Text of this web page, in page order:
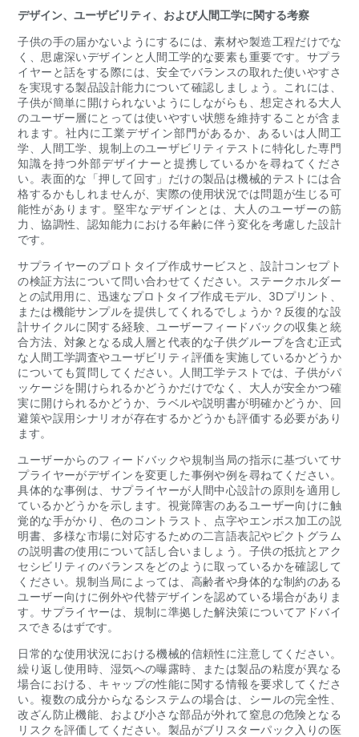
デザイン、ユーザビリティ、および人間工学に関する考察
子供の手の届かないようにするには、素材や製造工程だけでな
く、思慮深いデザインと人間工学的な要素も重要です。サプラ
イヤーと話をする際には、安全でバランスの取れた使いやすさ
を実現する製品設計能力について確認しましょう。これには、
子供が簡単に開けられないようにしながらも、想定される大人
のユーザー層にとっては使いやすい状態を維持することが含ま
れます。社内に工業デザイン部門があるか、あるいは人間工
学、人間工学、規制上のユーザビリティテストに特化した専門
知識を持つ外部デザイナーと提携しているかを尋ねてくださ
い。表面的な「押して回す」だけの製品は機械的テストには合
格するかもしれませんが、実際の使用状況では問題が生じる可
能性があります。堅牢なデザインとは、大人のユーザーの筋
力、協調性、認知能力における年齢に伴う変化を考慮した設計
です。
サプライヤーのプロトタイプ作成サービスと、設計コンセプト
の検証方法について問い合わせてください。ステークホルダー
との試用用に、迅速なプロトタイプ作成モデル、3Dプリント、
または機能サンプルを提供してくれるでしょうか？反復的な設
計サイクルに関する経験、ユーザーフィードバックの収集と統
合方法、対象となる成人層と代表的な子供グループを含む正式
な人間工学調査やユーザビリティ評価を実施しているかどうか
についても質問してください。人間工学テストでは、子供がパ
ッケージを開けられるかどうかだけでなく、大人が安全かつ確
実に開けられるかどうか、ラベルや説明書が明確かどうか、回
避策や誤用シナリオが存在するかどうかも評価する必要があり
ます。
ユーザーからのフィードバックや規制当局の指示に基づいてサ
プライヤーがデザインを変更した事例や例を尋ねてください。
具体的な事例は、サプライヤーが人間中心設計の原則を適用し
ているかどうかを示します。視覚障害のあるユーザー向けに触
覚的な手がかり、色のコントラスト、点字やエンボス加工の説
明書、多様な市場に対応するための二言語表記やピクトグラム
の説明書の使用について話し合いましょう。子供の抵抗とアク
セシビリティのバランスをどのように取っているかを確認して
ください。規制当局によっては、高齢者や身体的な制約のある
ユーザー向けに例外や代替デザインを認めている場合がありま
す。サプライヤーは、規制に準拠した解決策についてアドバイ
スできるはずです。
日常的な使用状況における機械的信頼性に注意してください。
繰り返し使用時、湿気への曝露時、または製品の粘度が異なる
場合における、キャップの性能に関する情報を要求してくださ
い。複数の成分からなるシステムの場合は、シールの完全性、
改ざん防止機能、および小さな部品が外れて窒息の危険となる
リスクを評価してください。製品がブリスターパック入りの医